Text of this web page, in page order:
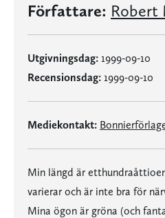
Författare: Robert
Utgivningsdag: 1999-09-10
Recensionsdag: 1999-09-10
Mediekontakt:
Min längd är
varierar och är inte bra för
Mina ögon är gröna (och